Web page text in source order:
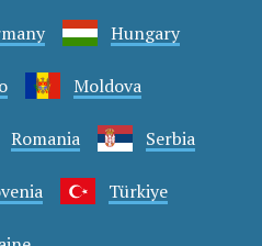
Hungary
Moldova
Romania Serbia
Türkiye